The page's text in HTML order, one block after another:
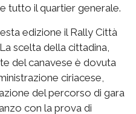
tutto il quartier generale.
edizione il Rally Città
scelta della cittadina,
del canavese è dovuta
ciriacese,
del percorso di gara
con la prova di